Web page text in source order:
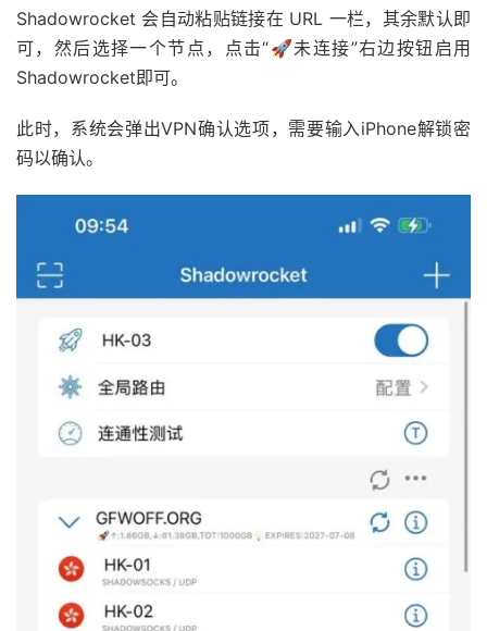
Shadowrocket 会自动粘贴链接在 URL 一栏，其余默认即
可，然后选择一个节点，点击“🚀未连接”右边按钮启用
Shadowrocket即可。
此时，系统会弹出VPN确认选项，需要输入iPhone解锁密
码以确认。